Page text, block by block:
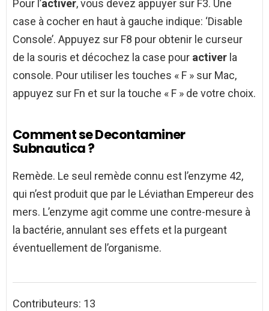
Pour l’activer, vous devez appuyer sur F3. Une
case à cocher en haut à gauche indique: ‘Disable
Console’. Appuyez sur F8 pour obtenir le curseur
de la souris et décochez la case pour activer la
console. Pour utiliser les touches « F » sur Mac,
appuyez sur Fn et sur la touche « F » de votre choix.
Comment se Decontaminer
Subnautica ?
Remède. Le seul remède connu est l’enzyme 42,
qui n’est produit que par le Léviathan Empereur des
mers. L’enzyme agit comme une contre-mesure à
la bactérie, annulant ses effets et la purgeant
éventuellement de l’organisme.
Contributeurs: 13